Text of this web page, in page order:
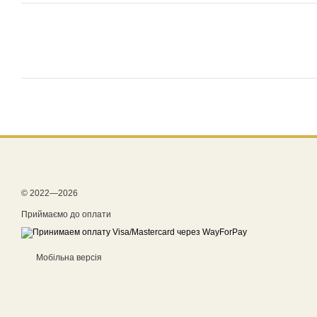
© 2022—2026
Приймаємо до оплати
Мобільна версія